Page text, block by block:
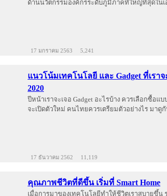
ด้านนวัตกรรมองค์กรระดับภูมิภาคที่ใหญ่ที่สุดในเ
17 มกราคม 2563 5,241
แนวโน้มเทคโนโลยี และ Gadget ที่เราจ
2020
ปีหน้าเราจะเจอ Gadget อะไรบ้าง ควรเลือกซื้อแ
จะเปิดตัวใหม่ คนไทยควรเตรียมตัวอย่างไร มาดู
17 ธันวาคม 2562 11,119
คุณภาพชีวิตที่ดีขึ้น เริ่มที่ Smart Home
เมื่อการมาของเทคโนโลยีทำให้ชีวิตเราสบายขึ้น